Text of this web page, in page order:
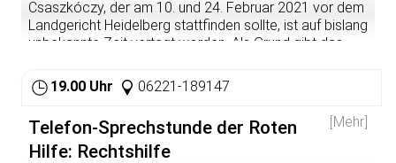
Csaszkóczy, der am 10. und 24. Februar 2021 vor dem
Landgericht Heidelberg stattfinden sollte, ist auf bislang
unbekannte Zeit vertagt worden. Als Grund gibt das
Interesses sei der Infektionsschutz nicht zu
gewährleisten. Sobald wir neue Informationen haben,
Kundgebung, die wir für Samstag, den 6. Februar
angekündigt hatten, werden wir absagen und erneut
19.00 Uhr 06221-189147
[Mehr]
Telefon-Sprechstunde der Roten
Hilfe: Rechtshilfe